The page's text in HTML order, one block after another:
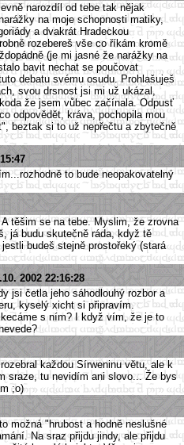
narozdíl od tebe tak nějak
na moje schopnosti matiky,
a dvakrát Hradeckou
rozebereš vše co říkám kromě
(je mi jasné že narážky na
bavit nechat se poučovat
debatu svému osudu. Prohlašuješ
svou drsnost jsi mi už ukázal,
že jsem vůbec začínala. Odpusť
odpovědět, kráva, pochopila mou
beztak si to už nepřečtu a zbytečně
to bude neopakovatelný
těšim se na tebe. Myslim, že zrovna
já budu skutečně ráda, když tě
budeš stejně prostořeký (stará
2002 22:16:28
jsi četla jeho sáhodlouhý rozbor a
kyselý xicht si připravím.
s ním? I když vím, že je to
každou Sírweninu větu, ale k
sraze, tu nevidím ani slovo... Že bys
;o)
možná "hrubost a hodně neslušné
Na sraz přijdu jindy, ale přijdu